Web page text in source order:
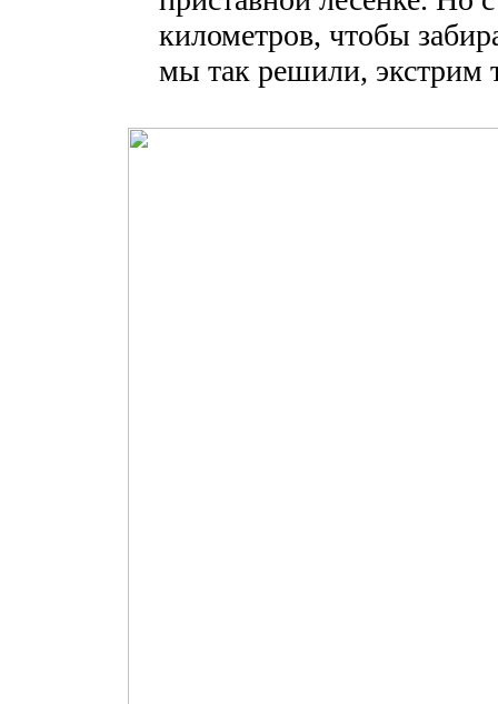
километров, чтобы
мы так решили, экстрим